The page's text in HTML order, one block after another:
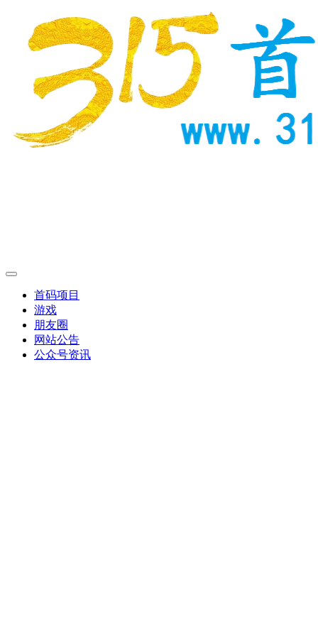
首码项目
游戏
朋友圈
网站公告
公众号资讯